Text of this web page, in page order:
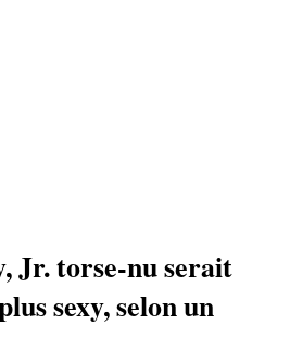
Jr. torse-nu serait
sexy, selon un